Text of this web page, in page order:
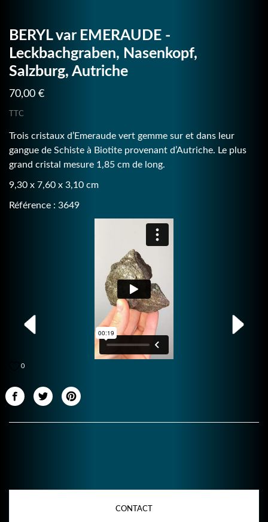
BERYL var EMERAUDE -
Leckbachgraben, Nasenkopf,
Salzburg, Autriche
70,00 €
TTC
Trois cristaux d’Emeraude vert gemme sur et dans leur
gangue de Schiste à Biotite provenant d’Autriche. Le plus
grand cristal mesure 1,85 cm de long.
9,30 x 7,60 x 3,10 cm
Référence : 3649
0
CONTACT